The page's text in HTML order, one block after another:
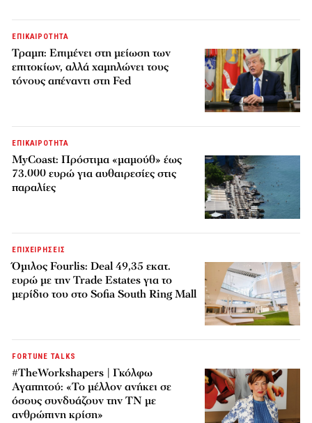
ΕΠΙΚΑΙΡΟΤΗΤΑ
Τραμπ: Επιμένει στη μείωση των
επιτοκίων, αλλά χαμηλώνει τους
τόνους απέναντι στη Fed
ΕΠΙΚΑΙΡΟΤΗΤΑ
MyCoast: Πρόστιμα «μαμούθ» έως
73.000 ευρώ για αυθαιρεσίες στις
παραλίες
ΕΠΙΧΕΙΡΗΣΕΙΣ
Όμιλος Fourlis: Deal 49,35 εκατ.
ευρώ με την Trade Estates για το
μερίδιο του στο Sofia South Ring Mall
FORTUNE TALKS
#TheWorkshapers | Γκόλφω
Αγαπητού: «Το μέλλον ανήκει σε
όσους συνδυάζουν την ΤΝ με
ανθρώπινη κρίση»